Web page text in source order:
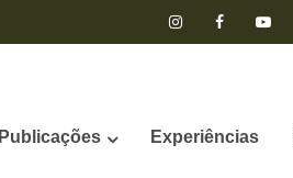
Publicações Experiências